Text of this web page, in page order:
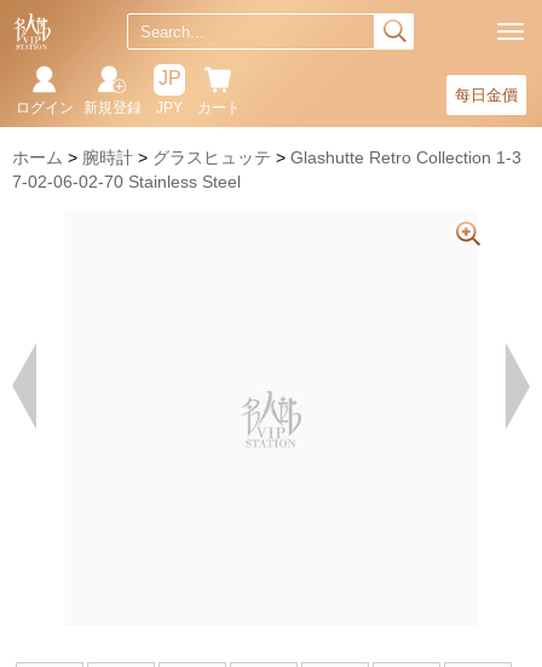
每日金價
カート
JP
JPY
新規登録
ログイン
ホーム 腕時計 グラスヒュッテ
Glashutte Retro Collection 1-3
7-02-06-02-70 Stainless Steel